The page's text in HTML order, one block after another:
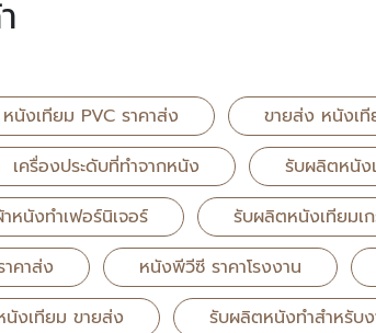
หนังเทียม PVC ราคาส่ง
ขายส่ง หนังเ
เครื่องประดับที่ทำจากหนัง
รับผลิตหนัง
หนังทำเฟอร์นิเจอร์
รับผลิตหนังเทียมเ
าคาส่ง หนังพีวีซี ราคาโรงงาน
นังเทียม ขายส่ง
รับผลิตหนังทำสำหรับ